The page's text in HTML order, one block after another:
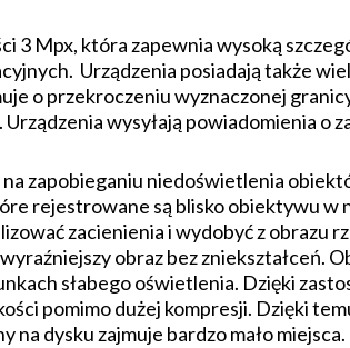
3 Mpx, która zapewnia wysoką
Urządzenia posiadają także
o przekroczeniu wyznaczonej
wysyłają powiadomienia o
zapobieganiu niedoświetlenia
rejestrowane są blisko obiektywu w
zacienienia i wydobyć z obrazu
obraz bez zniekształceń.
słabego oświetlenia. Dzięki
pomimo dużej kompresji. Dzięki
dysku zajmuje bardzo mało miejsca.